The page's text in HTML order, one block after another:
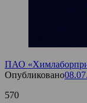
ПАО
Опубликовано
570